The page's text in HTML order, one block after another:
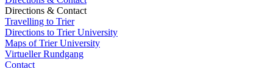
Directions & Contact
Travelling to Trier
Directions to Trier University
Maps of Trier University
Virtueller Rundgang
Contact